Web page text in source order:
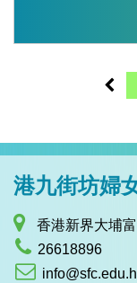
港九街坊婦
香港新界大埔
26618896